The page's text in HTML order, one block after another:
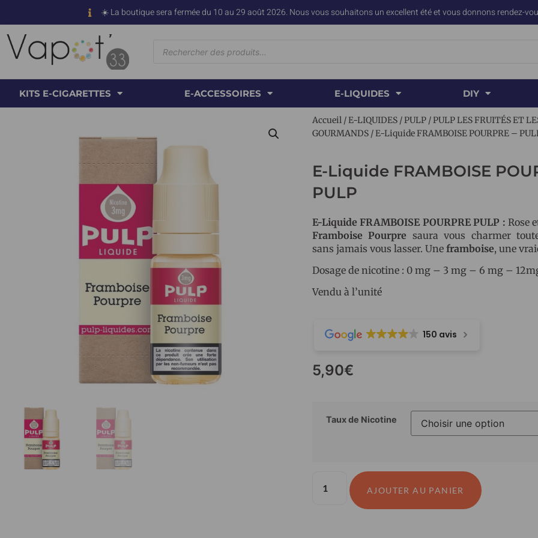
☀️ La boutique sera fermée du 10 au 29 août 2026. Nous vous souhaitons un excellent été et vous donnons rendez-
KITS E-CIGARETTES E-ACCESSOIRES E-LIQUIDES DIY
Accueil /E-LIQUIDES /PULP /PULP LES FRUITÉS ET
GOURMANDS / E-Liquide FRAMBOISE POURPRE –
E-Liquide FRAMBOISE
PULP
E-Liquide FRAMBOISE POURPRE PULP : Rose
Framboise Pourpre saura vous charmer
sans jamais vous lasser. Une framboise, une
Dosage de nicotine : 0 mg – 3 mg – 6 mg –
Vendu à l’unité
150 avis
5,90€
Taux de Nicotine
AJOUTER AU PANIER